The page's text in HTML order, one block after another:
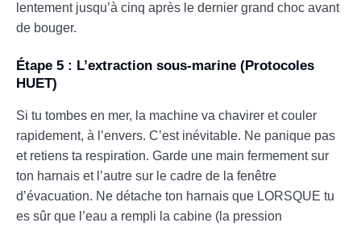
lentement jusqu’à cinq après le dernier grand choc avant
de bouger.
Étape 5 : L’extraction sous-marine (Protocoles
HUET)
Si tu tombes en mer, la machine va chavirer et couler
rapidement, à l’envers. C’est inévitable. Ne panique pas
et retiens ta respiration. Garde une main fermement sur
ton harnais et l’autre sur le cadre de la fenêtre
d’évacuation. Ne détache ton harnais que LORSQUE tu
es sûr que l’eau a rempli la cabine (la pression